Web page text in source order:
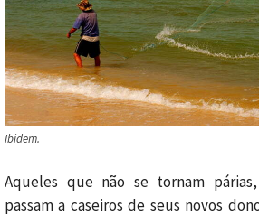
Ibidem.
Aqueles que não se tornam párias,
passam a caseiros de seus novos